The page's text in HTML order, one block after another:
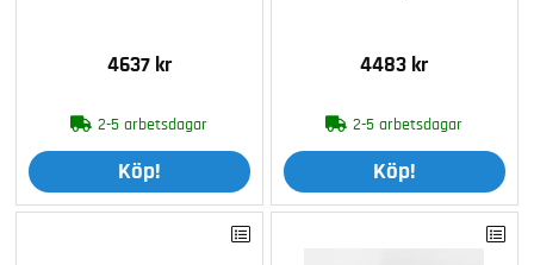
4637 kr
2-5 arbetsdagar
Köp!
4483 kr
2-5 arbetsdagar
Köp!